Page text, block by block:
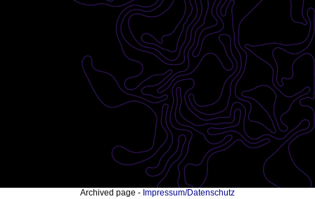
Archived page - Impressum/Datenschutz